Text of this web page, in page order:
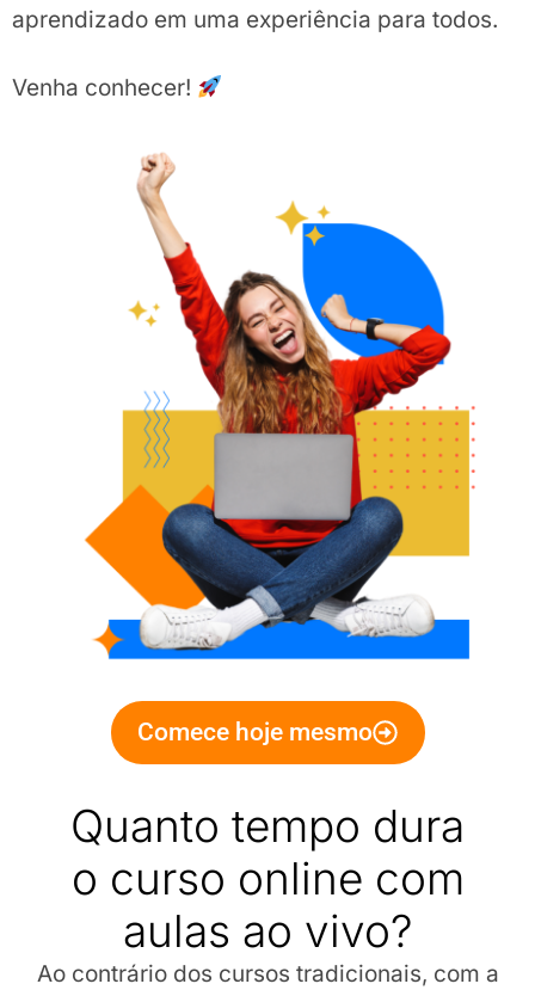
aprendizado em uma experiência para todos.
Venha conhecer!
Comece hoje mesmo
Quanto tempo dura
o curso online com
aulas ao vivo?
Ao contrário dos cursos tradicionais, com a